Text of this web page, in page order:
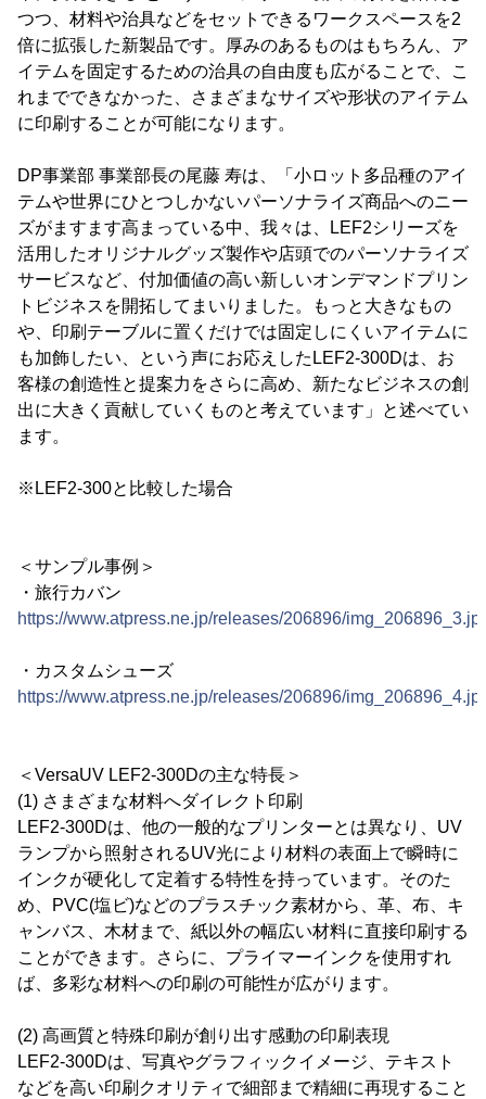
つつ、材料や治具などをセットできるワークスペースを2
倍に拡張した新製品です。厚みのあるものはもちろん、ア
イテムを固定するための治具の自由度も広がることで、こ
れまでできなかった、さまざまなサイズや形状のアイテム
に印刷することが可能になります。
DP事業部 事業部長の尾藤 寿は、「小ロット多品種のアイ
テムや世界にひとつしかないパーソナライズ商品へのニー
ズがますます高まっている中、我々は、LEF2シリーズを
活用したオリジナルグッズ製作や店頭でのパーソナライズ
サービスなど、付加価値の高い新しいオンデマンドプリン
トビジネスを開拓してまいりました。もっと大きなもの
や、印刷テーブルに置くだけでは固定しにくいアイテムに
も加飾したい、という声にお応えしたLEF2-300Dは、お
客様の創造性と提案力をさらに高め、新たなビジネスの創
出に大きく貢献していくものと考えています」と述べてい
ます。
※LEF2-300と比較した場合
＜サンプル事例＞
・旅行カバン
https://www.atpress.ne.jp/releases/206896/
・カスタムシューズ
https://www.atpress.ne.jp/releases/206896/
＜VersaUV LEF2-300Dの主な特長＞
(1) さまざまな材料へダイレクト印刷
LEF2-300Dは、他の一般的なプリンターとは異なり、UV
ランプから照射されるUV光により材料の表面上で瞬時に
インクが硬化して定着する特性を持っています。そのた
め、PVC(塩ビ)などのプラスチック素材から、革、布、キ
ャンバス、木材まで、紙以外の幅広い材料に直接印刷する
ことができます。さらに、プライマーインクを使用すれ
ば、多彩な材料への印刷の可能性が広がります。
(2) 高画質と特殊印刷が創り出す感動の印刷表現
LEF2-300Dは、写真やグラフィックイメージ、テキスト
などを高い印刷クオリティで細部まで精細に再現すること